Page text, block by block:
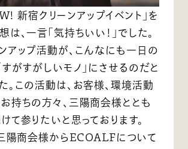
新宿クリーンアップイベント」を
は、一言「気持ちいい！」でした。
アップ活動が、こんなにも一日の
すがすがしいモノ」にさせるのだと
。この活動は、お客様、環境活動
持ちの方々、三陽商会様ととも
て参りたいと思っております。
陽商会様からECOALFについて